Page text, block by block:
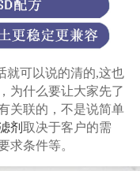
就可以说的清的,这也
为什么要让大家先了
关联的，不是说简单
剂 取决于客户的需
求条件等。